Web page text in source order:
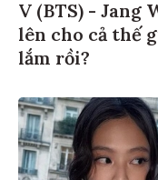
V (BTS) - Jang
lên cho cả thế
lắm rồi?